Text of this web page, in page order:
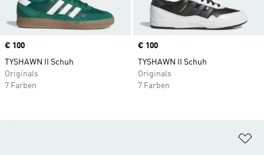
Price
€ 100
TYSHAWN II Schuh
Originals
7 Farben
Price
€ 100
TYSHAWN II Schuh
Originals
7 Farben